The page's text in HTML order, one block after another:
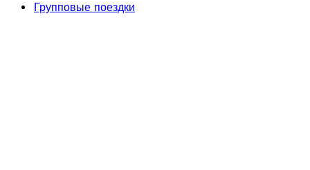
Групповые поездки